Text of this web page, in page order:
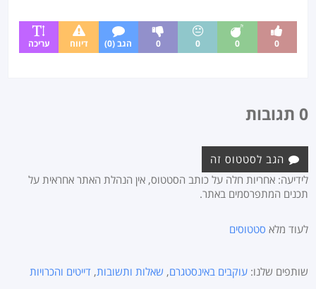
0
0
0
0 הגב (0) דיווח עריכה
0 תגובות
הגב לסטטוס זה
לידיעה: אחריות חלה על כותב הסטטוס, אין הנהלת האתר אחראית על
תכנים המתפרסמים באתר.
לעוד מלא סטטוסים
שותפים שלנו:עוקבים באינסטגרם, שאלות ותשובות, דייטים והכרויות